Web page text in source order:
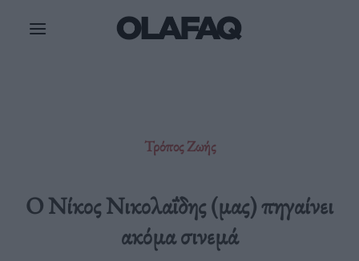
Τρόπος Ζωής
Ο Νίκος Νικολαΐδης (μας) πηγαίνει
ακόμα σινεμά